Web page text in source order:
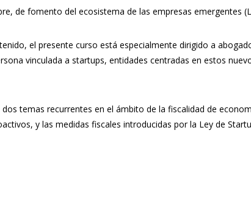
de fomento del ecosistema de las empresas emergentes
el presente curso está especialmente dirigido a
vinculada a startups, entidades centradas en estos
temas recurrentes en el ámbito de la fiscalidad de
y las medidas fiscales introducidas por la Ley de